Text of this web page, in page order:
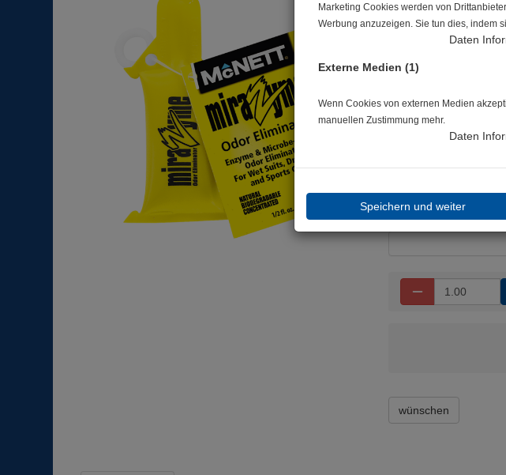
Artikelnr.: scu-
Herstellerpreis: 4,90 €
Lieferbar in 1-3
wünschen
Marketing Cookies werden von
Werbung anzuzeigen. Sie tun dies, indem
Daten
Externe Medien (1)
Wenn Cookies von externen Medien
manuellen Zustimmung mehr.
Daten
Speichern und weiter